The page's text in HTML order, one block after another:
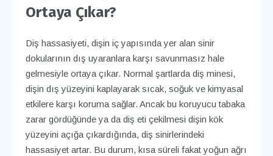
Ortaya Çıkar?
Diş hassasiyeti, dişin iç yapısında yer alan sinir
dokularının dış uyaranlara karşı savunmasız hale
gelmesiyle ortaya çıkar. Normal şartlarda diş minesi,
dişin dış yüzeyini kaplayarak sıcak, soğuk ve kimyasal
etkilere karşı koruma sağlar. Ancak bu koruyucu tabaka
zarar gördüğünde ya da diş eti çekilmesi dişin kök
yüzeyini açığa çıkardığında, diş sinirlerindeki
hassasiyet artar. Bu durum, kısa süreli fakat yoğun ağrı